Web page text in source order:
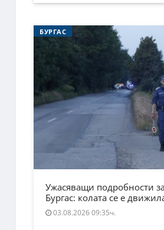
БУРГАС
Ужасяващи подробности
Бургас: колата се е
03.08.2026 09:35ч.